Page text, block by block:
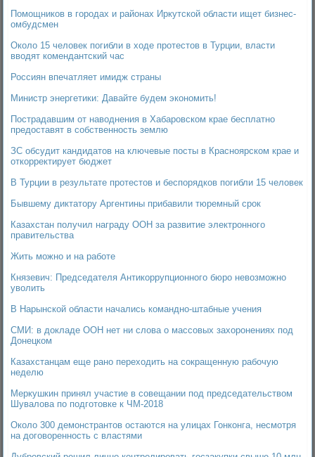
Помощников в городах и районах Иркутской области ищет бизнес-
омбудсмен
Около 15 человек погибли в ходе протестов в Турции, власти
вводят комендантский час
Россиян впечатляет имидж страны
Министр энергетики: Давайте будем экономить!
Пострадавшим от наводнения в Хабаровском крае бесплатно
предоставят в собственность землю
ЗС обсудит кандидатов на ключевые посты в Красноярском крае и
откорректирует бюджет
В Турции в результате протестов и беспорядков погибли 15 человек
Бывшему диктатору Аргентины прибавили тюремный срок
Казахстан получил награду ООН за развитие электронного
правительства
Жить можно и на работе
Князевич: Председателя Антикоррупционного бюро невозможно
уволить
В Нарынской области начались командно-штабные учения
СМИ: в докладе ООН нет ни слова о массовых захоронениях под
Донецком
Казахстанцам еще рано переходить на сокращенную рабочую
неделю
Меркушкин принял участие в совещании под председательством
Шувалова по подготовке к ЧМ-2018
Около 300 демонстрантов остаются на улицах Гонконга, несмотря
на договоренность с властями